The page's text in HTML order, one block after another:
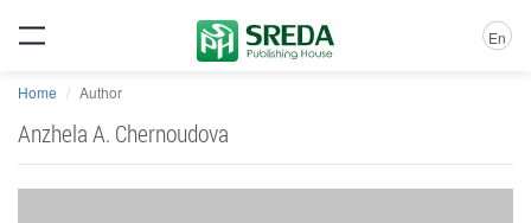
En
Home Author
Anzhela A. Chernoudova